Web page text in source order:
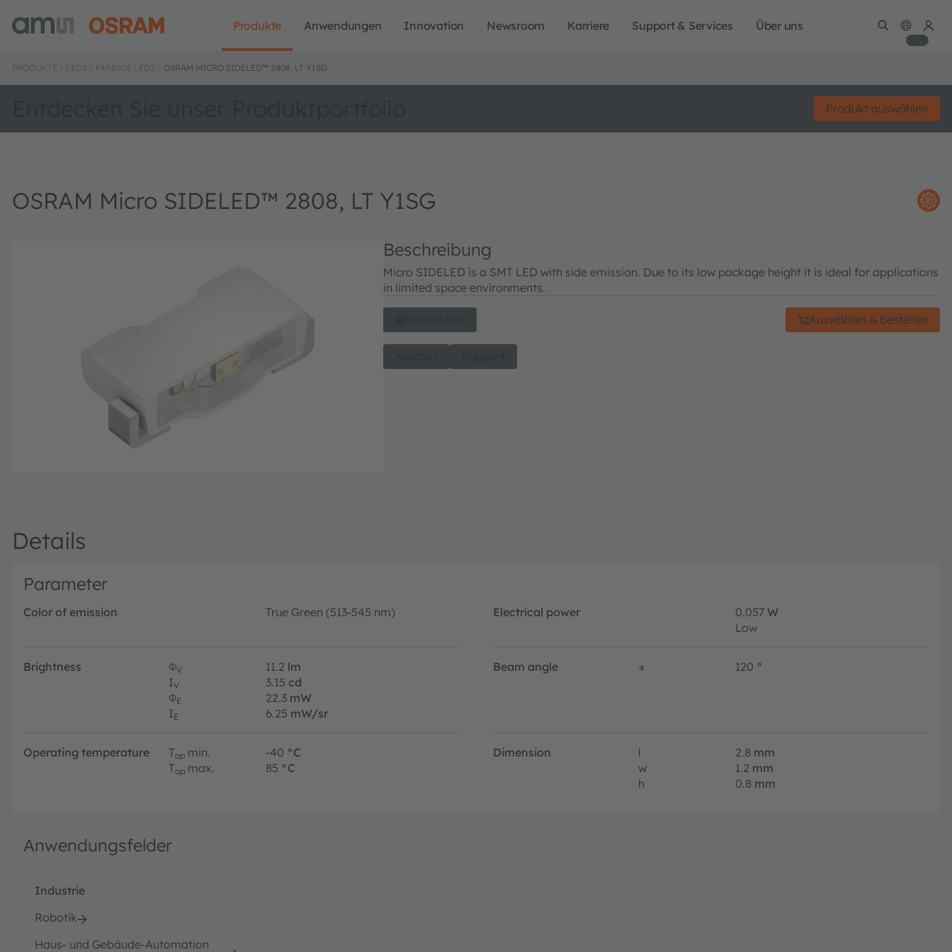
Produkte Anwendungen Innovation Newsroom Karriere Support & Services Über uns
PRODUKTE LEDS FARBIGE LEDS OSRAM MICRO SIDELED™ 2808, LT Y1SG
Produkt auswählen
OSRAM Micro SIDELED™ 2808, LT Y1SG
Beschreibung
Micro SIDELED is a SMT LED with side emission. Due to its low package height it is ideal for applications
in limited space environments.
Auswählen & bestellen
Details
Parameter
Color of emission True Green (513-545 nm) Electrical power 0.057 W
Low
Brightness ΦV 11.2 lm
IV 3.15 cd
ΦE 22.3 mW
IE 6.25 mW/sr
Beam angle ∢ 120 °
Operating temperature Top min. -40 °C
Top max. 85 °C
Dimension l 2.8 mm
w
1.2 mm
h
0.8 mm
Anwendungsfelder
Industrie
Robotik
Haus- und Gebäude-Automation